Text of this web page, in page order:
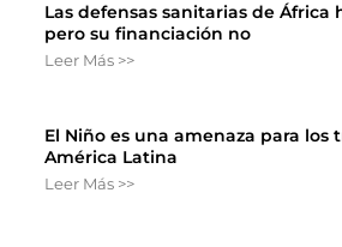
Las defensas sanitarias de África
pero su financiación no
Leer Más >>
El Niño es una amenaza para los
América Latina
Leer Más >>